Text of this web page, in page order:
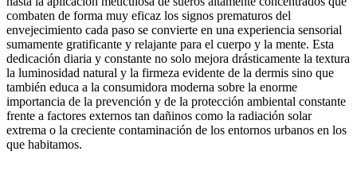
combaten de forma muy eficaz los signos prematuros del
envejecimiento cada paso se convierte en una experiencia sensorial
sumamente gratificante y relajante para el cuerpo y la mente. Esta
dedicación diaria y constante no solo mejora drásticamente la textura
la luminosidad natural y la firmeza evidente de la dermis sino que
también educa a la consumidora moderna sobre la enorme
importancia de la prevención y de la protección ambiental constante
frente a factores externos tan dañinos como la radiación solar
extrema o la creciente contaminación de los entornos urbanos en los
que habitamos.